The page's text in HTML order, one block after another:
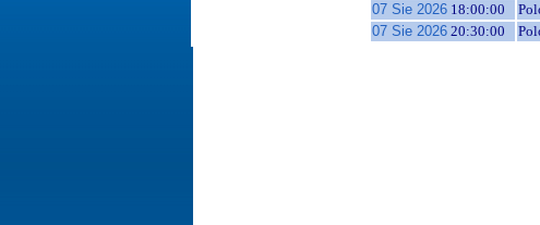
07 Sie 2026 18:00:00
07 Sie 2026 20:30:00